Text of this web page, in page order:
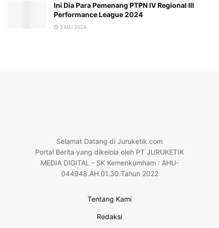
Ini Dia Para Pemenang PTPN IV Regional III
Performance League 2024
3 MEI 2024
Selamat Datang di Juruketik.com
Portal Berita yang dikelola oleh PT JURUKETIK
MEDIA DIGITAL - SK Kemenkumham : AHU-
044948.AH.01.30.Tahun 2022
Tentang Kami
Redaksi